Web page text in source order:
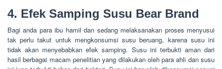
4. Efek Samping Susu Bear Brand
Bagi anda para ibu hamil dan sedang melaksanakan proses menyusui
tak perlu takut untuk mengkonsumsi susu beruang, karena susu ini
tidak akan menyebabkan efek samping. Susu ini terbukti aman dari
hasil berbagai macam penelitian yang dilakukan oleh para ahli dan susu